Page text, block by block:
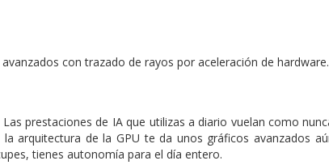
con trazado de rayos por aceleración de hardware.
prestaciones de IA que utilizas a diario vuelan como
arquitectura de la GPU te da unos gráficos avanzados
tienes autonomía para el día entero.